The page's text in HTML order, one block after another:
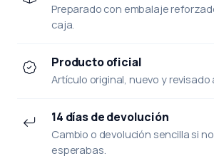
Preparado con embalaje
caja.
Producto oficial
Artículo original, nuevo y revisado
14 días de devolución
Cambio o devolución sencilla si
esperabas.